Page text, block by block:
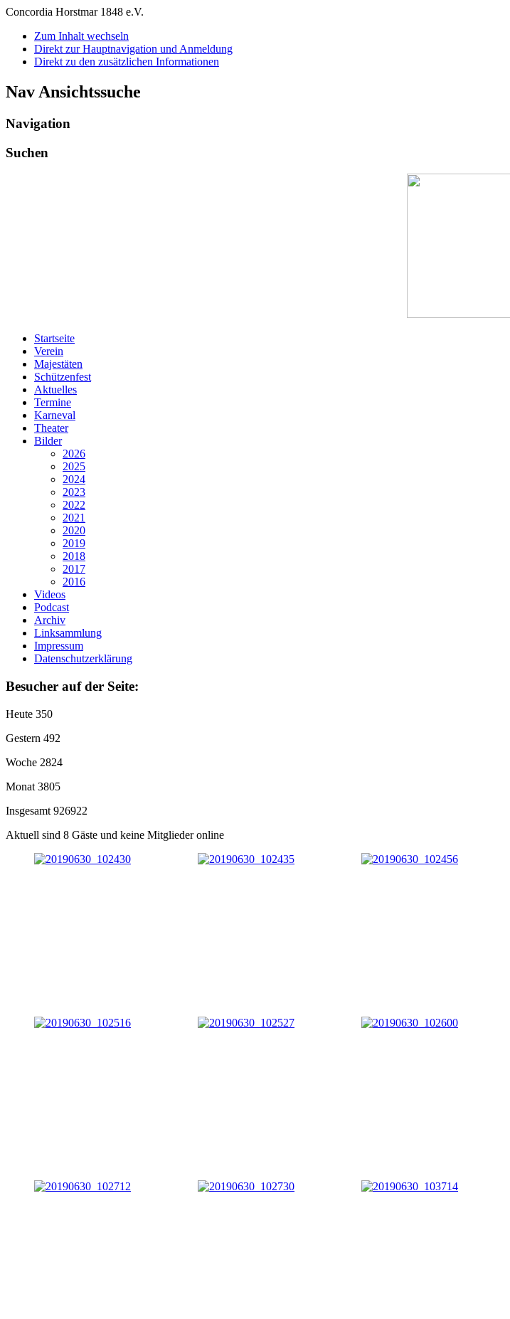
Concordia Horstmar 1848 e.V.
Zum Inhalt wechseln
Direkt zur Hauptnavigation und Anmeldung
Direkt zu den zusätzlichen Informationen
Nav Ansichtssuche
Navigation
Suchen
Startseite
Verein
Majestäten
Schützenfest
Aktuelles
Termine
Karneval
Theater
Bilder
2026
2025
2024
2023
2022
2021
2020
2019
2018
2017
2016
Videos
Podcast
Archiv
Linksammlung
Impressum
Datenschutzerklärung
Besucher auf der Seite:
Heute 350
Gestern 492
Woche 2824
Monat 3805
Insgesamt 926922
Aktuell sind 8 Gäste und keine Mitglieder online